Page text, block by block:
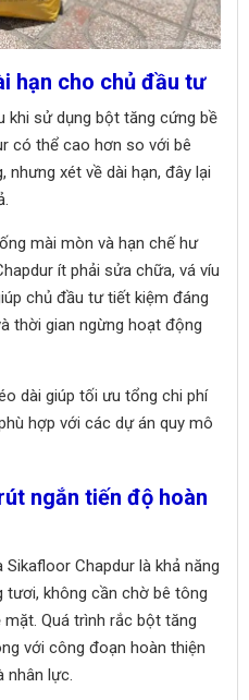
hạn cho chủ đầu tư
khi sử dụng bột tăng cứng bề
có thể cao hơn so với bê
xét về dài hạn, đây lại
mài mòn và hạn chế hư
ít phải sửa chữa, vá víu
chủ đầu tư tiết kiệm đáng
thời gian ngừng hoạt động
dài giúp tối ưu tổng chi phí
hợp với các dự án quy mô
ngắn tiến độ hoàn
Chapdur là khả năng
không cần chờ bê tông
Quá trình rắc bột tăng
với công đoạn hoàn thiện
nhân lực.